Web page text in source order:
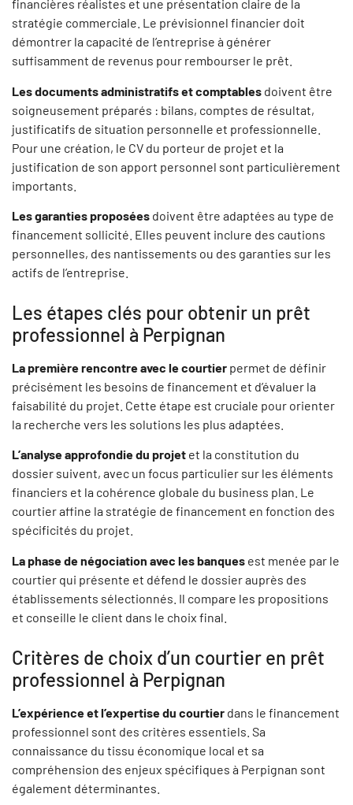
financières réalistes et une présentation claire de la
stratégie commerciale. Le prévisionnel financier doit
démontrer la capacité de l’entreprise à générer
suffisamment de revenus pour rembourser le prêt.
Les documents administratifs et comptables doivent être
soigneusement préparés : bilans, comptes de résultat,
justificatifs de situation personnelle et professionnelle.
Pour une création, le CV du porteur de projet et la
justification de son apport personnel sont particulièrement
importants.
Les garanties proposées doivent être adaptées au type de
financement sollicité. Elles peuvent inclure des cautions
personnelles, des nantissements ou des garanties sur les
actifs de l’entreprise.
Les étapes clés pour obtenir un prêt
professionnel à Perpignan
La première rencontre avec le courtier permet de définir
précisément les besoins de financement et d’évaluer la
faisabilité du projet. Cette étape est cruciale pour orienter
la recherche vers les solutions les plus adaptées.
L’analyse approfondie du projet et la constitution du
dossier suivent, avec un focus particulier sur les éléments
financiers et la cohérence globale du business plan. Le
courtier affine la stratégie de financement en fonction des
spécificités du projet.
La phase de négociation avec les banques est menée par le
courtier qui présente et défend le dossier auprès des
établissements sélectionnés. Il compare les propositions
et conseille le client dans le choix final.
Critères de choix d’un courtier en prêt
professionnel à Perpignan
L’expérience et l’expertise du courtier dans le financement
professionnel sont des critères essentiels. Sa
connaissance du tissu économique local et sa
compréhension des enjeux spécifiques à Perpignan sont
également déterminantes.